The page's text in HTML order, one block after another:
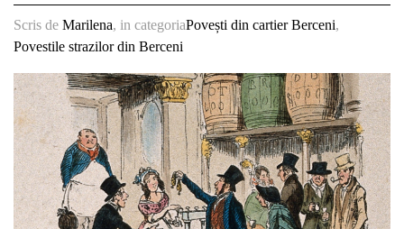
Scris de Marilena, in categoriaPovești din cartier Berceni,
Povestile strazilor din Berceni